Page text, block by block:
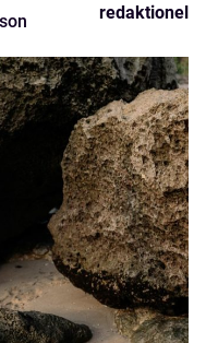
redaktionel